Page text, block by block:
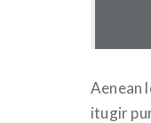
Aenean
itugir